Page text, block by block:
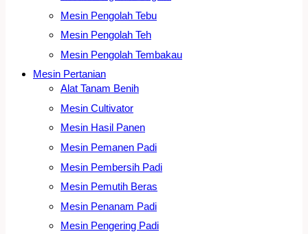
Mesin Pengolah Tebu
Mesin Pengolah Teh
Mesin Pengolah Tembakau
Mesin Pertanian
Alat Tanam Benih
Mesin Cultivator
Mesin Hasil Panen
Mesin Pemanen Padi
Mesin Pembersih Padi
Mesin Pemutih Beras
Mesin Penanam Padi
Mesin Pengering Padi